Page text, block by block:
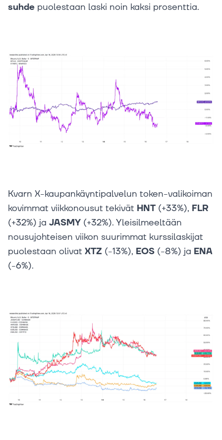
suhde puolestaan laski noin kaksi prosenttia.
Kvarn X-kaupankäyntipalvelun token-valikoiman
kovimmat viikkonousut tekivät HNT (+33%), FLR
(+32%) ja JASMY (+32%). Yleisilmeeltään
nousujohteisen viikon suurimmat kurssilaskijat
puolestaan olivat XTZ (-13%), EOS (-8%) ja ENA
(-6%).